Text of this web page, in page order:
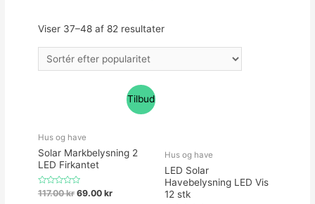
Viser 37–48 af 82 resultater
Tilbud
Hus og have
Solar Markbelysning 2
LED Firkantet
Vurderet
117.00kr 69.00 kr
Hus og have
LED Solar
Havebelysning LED Vis
12 stk